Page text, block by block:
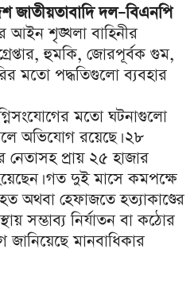
জাতীয়তাবাদি দল–বিএনপি
আইন শৃঙ্খলা বাহিনীর
হুমকি, জোরপূর্বক গুম,
মতো পদ্ধতিগুলো ব্যবহার
মতো ঘটনাগুলো
অভিযোগ রয়েছে। ২৮
নেতাসহ প্রায় ২৫ হাজার
গত দুই মাসে কমপক্ষে
অথবা হেফাজতে হত্যাকাণ্ডের
সম্ভাব্য নির্যাতন বা কঠোর
মানবাধিকার